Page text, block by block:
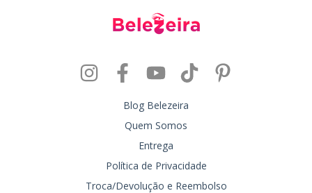
Blog Belezeira
Quem Somos
Entrega
Política de Privacidade
Troca/Devolução e Reembolso